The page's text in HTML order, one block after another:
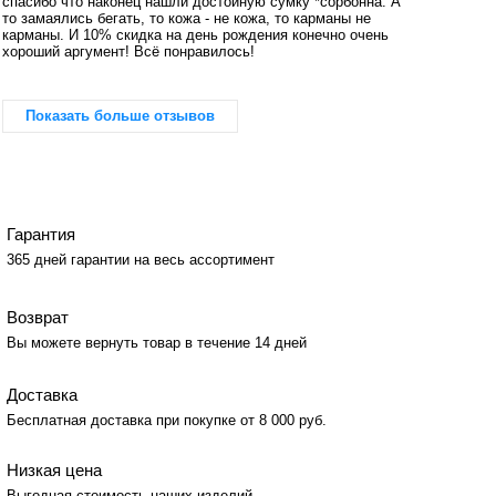
то замаялись бегать, то кожа - не кожа, то карманы не
карманы. И 10% скидка на день рождения конечно очень
хороший аргумент! Всё понравилось!
Показать больше отзывов
Гарантия
365 дней гарантии на весь ассортимент
Возврат
Вы можете вернуть товар в течение 14 дней
Доставка
Бесплатная доставка при покупке от 8 000 руб.
Низкая цена